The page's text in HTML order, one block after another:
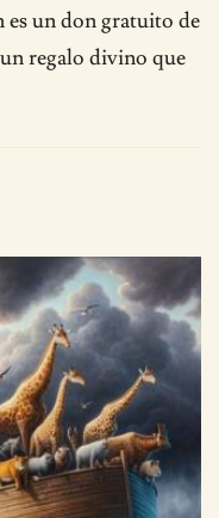
es un don gratuito de
regalo divino que